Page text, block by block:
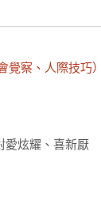
察、人際技巧）
愛炫耀、喜新厭